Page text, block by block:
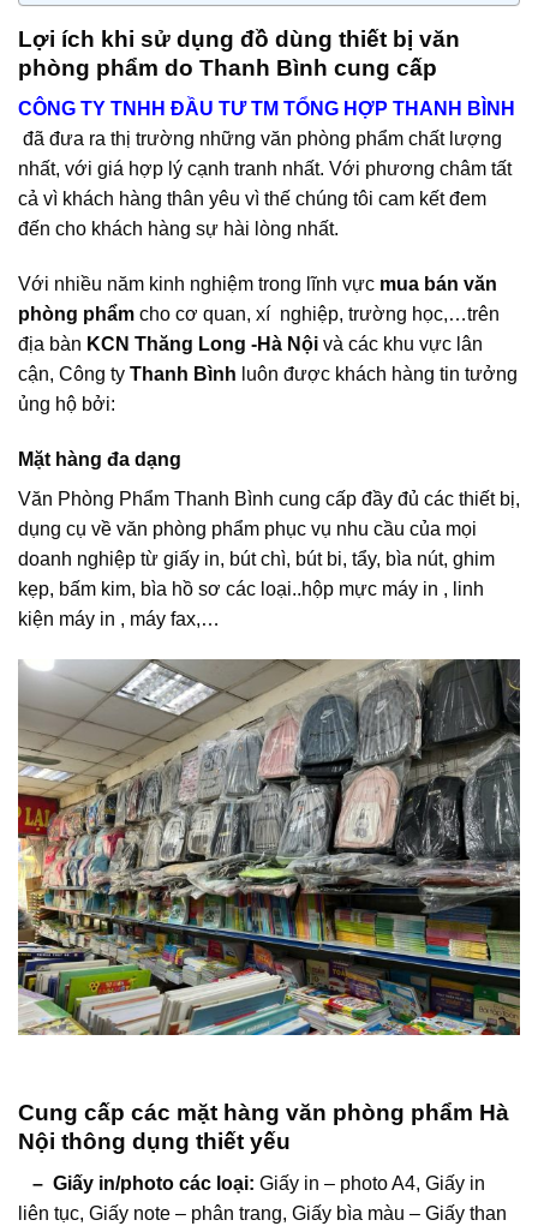
Lợi ích khi sử dụng đồ dùng thiết bị văn
phòng phẩm do Thanh Bình cung cấp
CÔNG TY TNHH ĐẦU TƯ TM TỔNG HỢP THANH BÌNH
đã đưa ra thị trường những văn phòng phẩm chất lượng
nhất, với giá hợp lý cạnh tranh nhất. Với phương châm tất
cả vì khách hàng thân yêu vì thế chúng tôi cam kết đem
đến cho khách hàng sự hài lòng nhất.
Với nhiều năm kinh nghiệm trong lĩnh vực mua bán văn
phòng phẩm cho cơ quan, xí nghiệp, trường học,…trên
địa bàn KCN Thăng Long -Hà Nội và các khu vực lân
cận, Công ty Thanh Bình luôn được khách hàng tin tưởng
ủng hộ bởi:
Mặt hàng đa dạng
Văn Phòng Phẩm Thanh Bình cung cấp đầy đủ các thiết bị,
dụng cụ về văn phòng phẩm phục vụ nhu cầu của mọi
doanh nghiệp từ giấy in, bút chì, bút bi, tẩy, bìa nút, ghim
kẹp, bấm kim, bìa hồ sơ các loại..hộp mực máy in , linh
kiện máy in , máy fax,…
Cung cấp các mặt hàng văn phòng phẩm Hà
Nội thông dụng thiết yếu
– Giấy in/photo các loại: Giấy in – photo A4, Giấy in
liên tục, Giấy note – phân trang, Giấy bìa màu – Giấy than